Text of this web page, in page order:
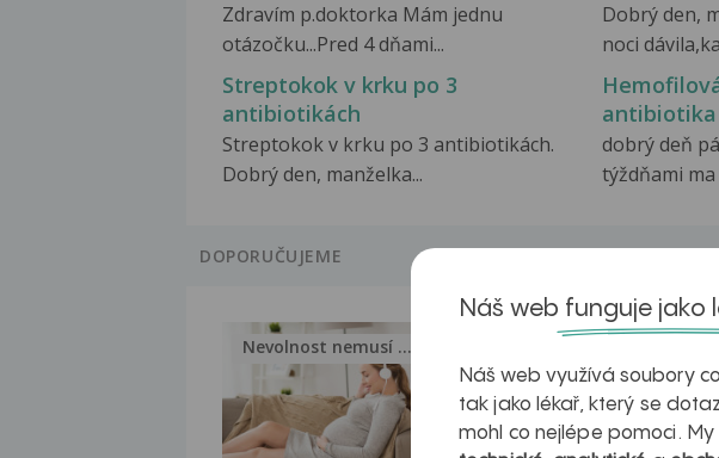
Zdravím p.doktorka Mám jednu
otázočku...Pred 4 dňami...
Dobrý den,
noci
Streptokok v krku po 3
antibiotikách
Streptokok v krku po 3 antibiotikách.
Dobrý den, manželka...
antibiotika
dobrý deň
týždňami ma
DOPORUČUJEME
Nevolnost nemusí být nutnou...
Náš web funguje jako
Náš web využívá soubory
tak jako lékař, který se
mohl co nejlépe pomoci.